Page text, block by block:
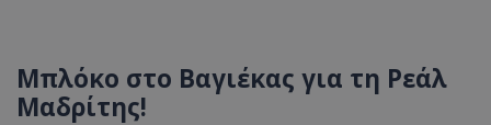
Μπλόκο στο Βαγιέκας για τη Ρεάλ
Μαδρίτης!